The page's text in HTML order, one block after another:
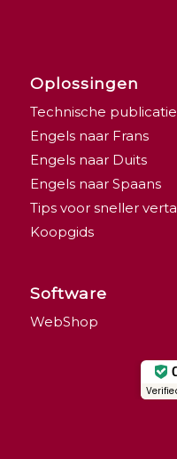
Oplossingen
Technische
Engels naar Frans
Engels naar Duits
Engels naar Spaans
Tips voor sneller
Koopgids
Software
WebShop